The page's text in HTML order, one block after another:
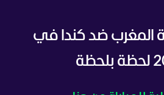
المغرب ضد كندا في